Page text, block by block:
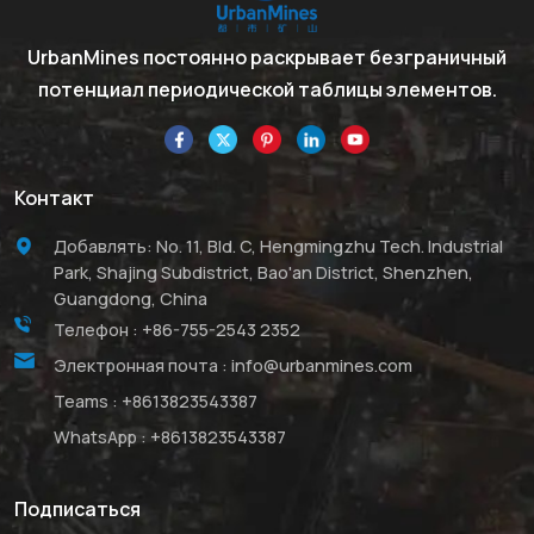
UrbanMines постоянно раскрывает безграничный
потенциал периодической таблицы элементов.
Контакт
Добавлять: No. 11, Bld. C, Hengmingzhu Tech. Industrial
Park, Shajing Subdistrict, Bao'an District, Shenzhen,
Guangdong, China
Телефон : +86-755-2543 2352
Электронная почта : info@urbanmines.com
Teams : +8613823543387
WhatsApp : +8613823543387
Подписаться